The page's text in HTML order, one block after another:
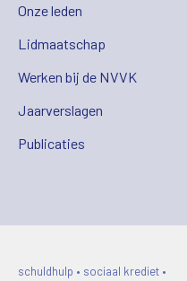
Onze leden
Lidmaatschap
Werken bij de NVVK
Jaarverslagen
Publicaties
schuldhulp • sociaal krediet •